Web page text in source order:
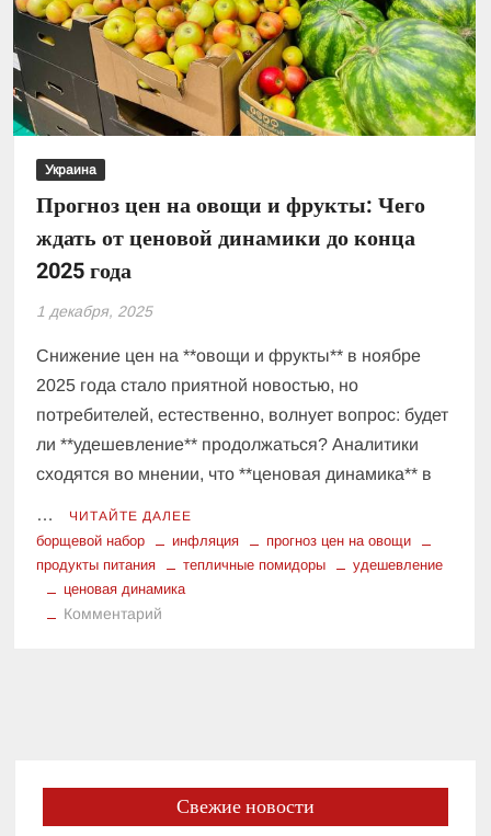
Украина
Прогноз цен на овощи и фрукты: Чего
ждать от ценовой динамики до конца
2025 года
1 декабря, 2025
Снижение цен на **овощи и фрукты** в ноябре
2025 года стало приятной новостью, но
потребителей, естественно, волнует вопрос: будет
ли **удешевление** продолжаться? Аналитики
сходятся во мнении, что **ценовая динамика** в
… ЧИТАЙТЕ ДАЛЕЕ
борщевой набор инфляция
прогноз цен на овощи
продукты питания
тепличные помидоры
удешевление
ценовая динамика
Комментарий
Чего
ждать
Свежие новости